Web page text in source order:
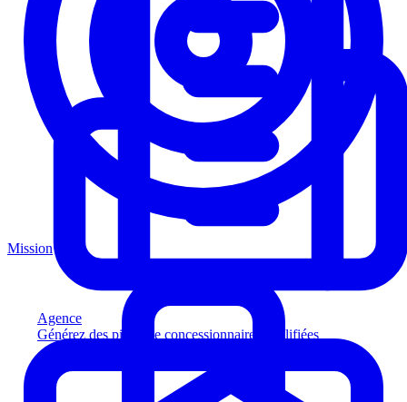
Agence
Générez des pistes de concessionnaires qualifiées
Mission